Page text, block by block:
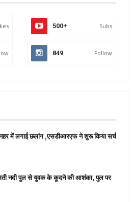
500+ Subs
849 Follow
नहर में लगाई छलांग ,एसडीआरएफ ने शुरू किया सर्च
नदी पुल से युवक के कूदने की आशंका, पुल पर